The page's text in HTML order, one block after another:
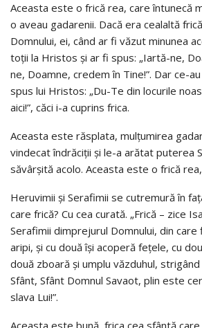
Aceasta este o frică rea, care întunecă
o aveau gadarenii. Dacă era cealaltă
Domnului, ei, când ar fi văzut minunea
toţii la Hristos şi ar fi spus: „Iartă-ne,
ne, Doamne, credem în Tine!”. Dar ce-
spus lui Hristos: „Du-Te din locurile
aici!”, căci i-a cuprins frica.
Aceasta este răsplata, mulţumirea
vindecat îndrăciţii şi le-a arătat puterea
săvârşită acolo. Aceasta este o frică
Heruvimii şi Serafimii se cutremură în
care frică? Cu cea curată. „Frică – zice
Serafimii dimprejurul Domnului, din care
aripi, şi cu două îşi acoperă feţele, cu
două zboară şi umplu văzduhul,
Sfânt, Sfânt Domnul Savaot, plin este
slava Lui!”.